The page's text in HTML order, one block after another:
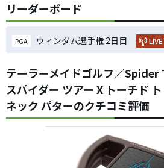
リーダーボード
PGA ウィンダム選手権 2日目 LIVE
テーラーメイドゴルフ／Spider
スパイダー ツアー X トーチド
ネック パターのクチコミ評価